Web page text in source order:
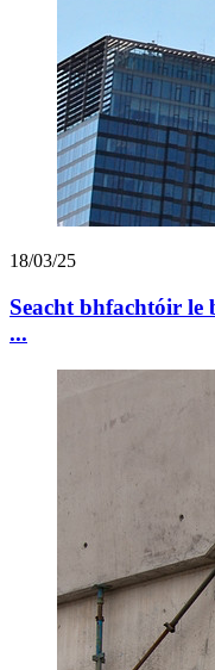
18/03/25
Seacht bhfachtóir le
...